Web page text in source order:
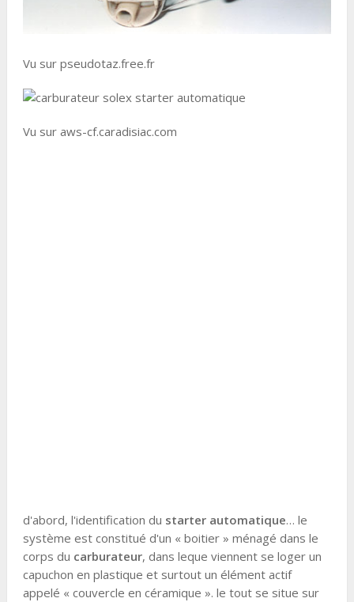
Vu sur pseudotaz.free.fr
Vu sur aws-cf.caradisiac.com
d'abord, l'identification du starter automatique… le
système est constitué d'un « boitier » ménagé dans le
corps du carburateur, dans leque viennent se loger un
capuchon en plastique et surtout un élément actif
appelé « couvercle en céramique ». le tout se situe sur